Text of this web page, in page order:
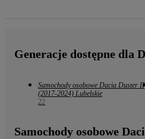
Generacje dostępne dla
Samochody osobowe Dacia Duster II
(2017-2024) Lubelskie
22
Samochody osobowe